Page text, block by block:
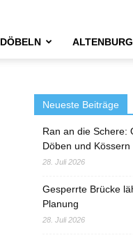
DÖBELN ALTENBURG
Neueste Beiträge
Ran an die Schere:
Döben und Kössern
28. Juli 2026
Gesperrte Brücke
Planung
28. Juli 2026